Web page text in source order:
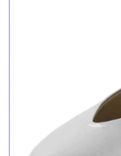
2026年9月号
2026-07-23発売